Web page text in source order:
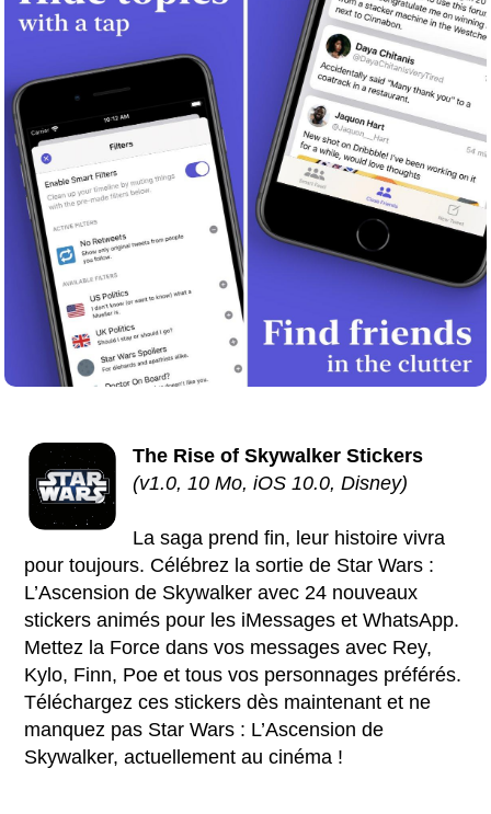
The Rise of Skywalker Stickers
(v1.0, 10 Mo, iOS 10.0, Disney)
La saga prend fin, leur histoire vivra
pour toujours. Célébrez la sortie de Star Wars :
L’Ascension de Skywalker avec 24 nouveaux
stickers animés pour les iMessages et WhatsApp.
Mettez la Force dans vos messages avec Rey,
Kylo, Finn, Poe et tous vos personnages préférés.
Téléchargez ces stickers dès maintenant et ne
manquez pas Star Wars : L’Ascension de
Skywalker, actuellement au cinéma !